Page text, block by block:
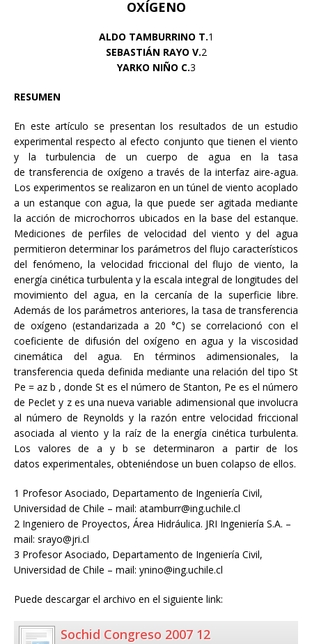
OXÍGENO
ALDO TAMBURRINO T.1
SEBASTIÁN RAYO V.2
YARKO NIÑO C.3
RESUMEN
En este artículo se presentan los resultados de un estudio
experimental respecto al efecto conjunto que tienen el viento
y la turbulencia de un cuerpo de agua en la tasa
de transferencia de oxígeno a través de la interfaz aire-agua.
Los experimentos se realizaron en un túnel de viento acoplado
a un estanque con agua, la que puede ser agitada mediante
la acción de microchorros ubicados en la base del estanque.
Mediciones de perfiles de velocidad del viento y del agua
permitieron determinar los parámetros del flujo característicos
del fenómeno, la velocidad friccional del flujo de viento, la
energía cinética turbulenta y la escala integral de longitudes del
movimiento del agua, en la cercanía de la superficie libre.
Además de los parámetros anteriores, la tasa de transferencia
de oxígeno (estandarizada a 20 °C) se correlacionó con el
coeficiente de difusión del oxígeno en agua y la viscosidad
cinemática del agua. En términos adimensionales, la
transferencia queda definida mediante una relación del tipo St
Pe = az b , donde St es el número de Stanton, Pe es el número
de Peclet y z es una nueva variable adimensional que involucra
al número de Reynolds y la razón entre velocidad friccional
asociada al viento y la raíz de la energía cinética turbulenta.
Los valores de a y b se determinaron a partir de los
datos experimentales, obteniéndose un buen colapso de ellos.
1 Profesor Asociado, Departamento de Ingeniería Civil,
Universidad de Chile – mail: atamburr@ing.uchile.cl
2 Ingeniero de Proyectos, Área Hidráulica. JRI Ingeniería S.A. –
mail: srayo@jri.cl
3 Profesor Asociado, Departamento de Ingeniería Civil,
Universidad de Chile – mail: ynino@ing.uchile.cl
Puede descargar el archivo en el siguiente link:
Sochid Congreso 2007 12